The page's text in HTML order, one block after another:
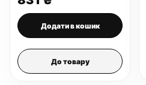
Додати в кошик
До товару